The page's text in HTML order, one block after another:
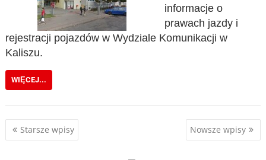
informacje o
prawach jazdy i
rejestracji pojazdów w Wydziale Komunikacji w
Kaliszu.
WIĘCEJ...
Nawigacja
Starsze wpisy Nowsze wpisy